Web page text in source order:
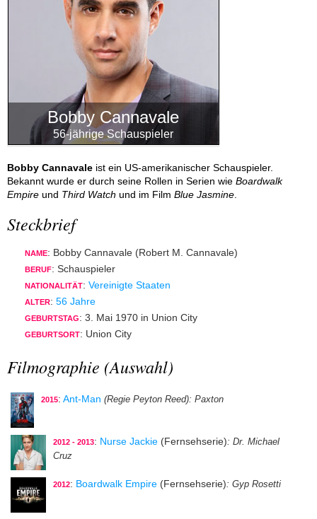
Bobby Cannavale
56-jährige Schauspieler
Bobby Cannavale ist ein US-amerikanischer Schauspieler.
Bekannt wurde er durch seine Rollen in Serien wie Boardwalk
Empire und Third Watch und im Film Blue Jasmine
Steckbrief
NAME: Bobby Cannavale (Robert M. Cannavale)
BERUF: Schauspieler
NATIONALITÄT: Vereinigte Staaten
ALTER: 56 Jahre
GEBURTSTAG: 3. Mai 1970 in Union City
GEBURTSORT: Union City
Filmographie (Auswahl)
2015: Ant-Man (Regie Peyton Reed): Paxton
2012 - 2013: Nurse Jackie (Fernsehserie): Dr. Michael
Cruz
2012: Boardwalk Empire (Fernsehserie): Gyp Rosetti